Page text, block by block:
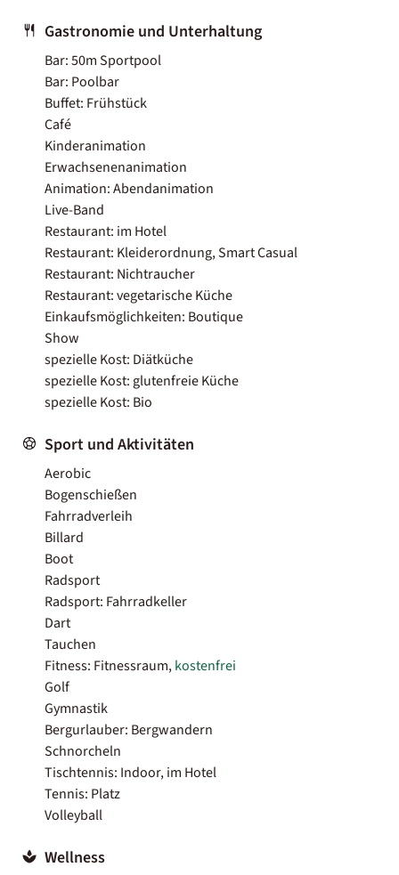
Gastronomie und Unterhaltung
Bar: 50m Sportpool
Bar: Poolbar
Buffet: Frühstück
Café
Kinderanimation
Erwachsenenanimation
Animation: Abendanimation
Live-Band
Restaurant: im Hotel
Restaurant: Kleiderordnung, Smart Casual
Restaurant: Nichtraucher
Restaurant: vegetarische Küche
Einkaufsmöglichkeiten: Boutique
Show
spezielle Kost: Diätküche
spezielle Kost: glutenfreie Küche
spezielle Kost: Bio
Sport und Aktivitäten
Aerobic
Bogenschießen
Fahrradverleih
Billard
Boot
Radsport
Radsport: Fahrradkeller
Dart
Tauchen
Fitness: Fitnessraum,kostenfrei
Golf
Gymnastik
Bergurlauber: Bergwandern
Schnorcheln
Tischtennis: Indoor, im Hotel
Tennis: Platz
Volleyball
Wellness